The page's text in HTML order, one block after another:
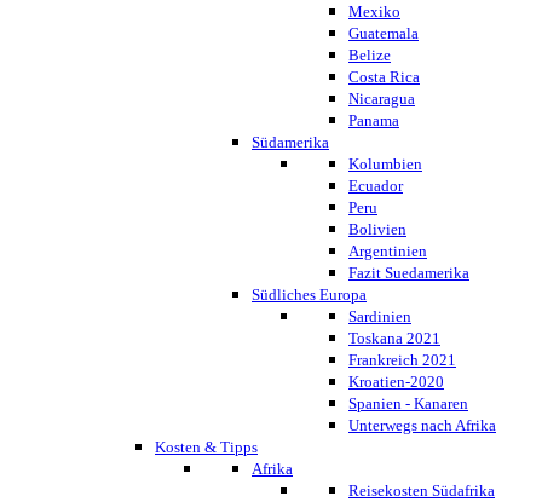
Mexiko
Guatemala
Belize
Costa Rica
Nicaragua
Panama
Südamerika
Kolumbien
Ecuador
Peru
Bolivien
Argentinien
Fazit Suedamerika
Südliches Europa
Sardinien
Toskana 2021
Frankreich 2021
Kroatien-2020
Spanien - Kanaren
Unterwegs nach Afrika
Kosten & Tipps
Afrika
Reisekosten Südafrika